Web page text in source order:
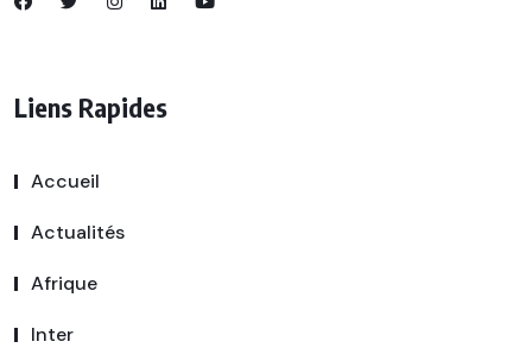
Liens Rapides
Accueil
Actualités
Afrique
Inter